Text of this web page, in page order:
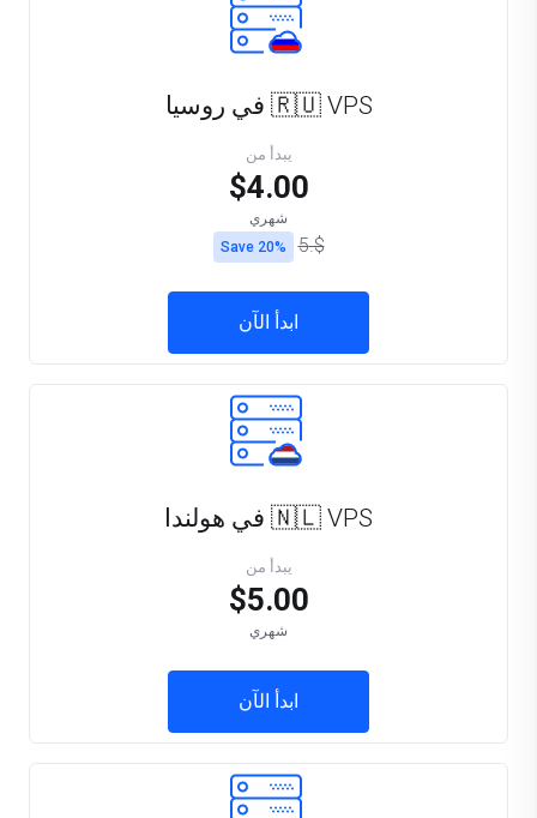
🇷🇺 VPS في روسيا
يبدأ من
$4.00
شهري
$.5
Save 20%
ابدأ الآن
🇳🇱 VPS في هولندا
يبدأ من
$5.00
شهري
ابدأ الآن